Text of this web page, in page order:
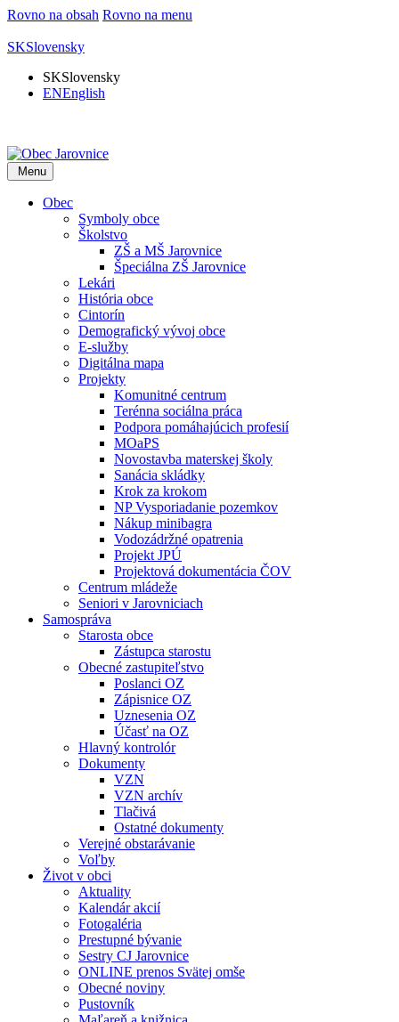
Rovno na obsah Rovno na menu
SKSlovensky
SKSlovensky
ENEnglish
Menu
Obec
Symboly obce
Školstvo
ZŠ a MŠ Jarovnice
Špeciálna ZŠ Jarovnice
Lekári
História obce
Cintorín
Demografický vývoj obce
E-služby
Digitálna mapa
Projekty
Komunitné centrum
Terénna sociálna práca
Podpora pomáhajúcich profesií
MOaPS
Novostavba materskej školy
Sanácia skládky
Krok za krokom
NP Vysporiadanie pozemkov
Nákup minibagra
Vodozádržné opatrenia
Projekt JPÚ
Projektová dokumentácia ČOV
Centrum mládeže
Seniori v Jarovniciach
Samospráva
Starosta obce
Zástupca starostu
Obecné zastupiteľstvo
Poslanci OZ
Zápisnice OZ
Uznesenia OZ
Účasť na OZ
Hlavný kontrolór
Dokumenty
VZN
VZN archív
Tlačivá
Ostatné dokumenty
Verejné obstarávanie
Voľby
Život v obci
Aktuality
Kalendár akcií
Fotogaléria
Prestupné bývanie
Sestry CJ Jarovnice
ONLINE prenos Svätej omše
Obecné noviny
Pustovník